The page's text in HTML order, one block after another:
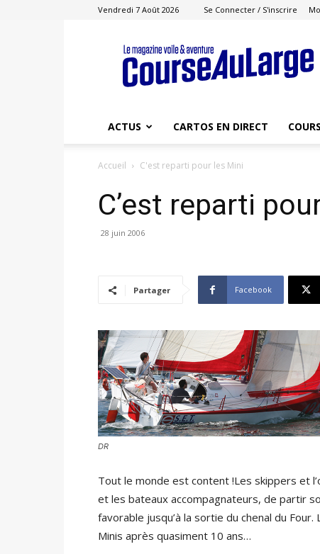
Vendredi 7 Août 2026 Se Connecter / S'inscrire
Course
au
Large
ACTUS CARTOS EN DIRECT
Accueil C'est reparti pour les Mini
C’est reparti
28 juin 2006
Partager Facebook
DR
Tout le monde est content !Les skippers et
et les bateaux accompagnateurs, de partir
favorable jusqu’à la sortie du chenal du
Minis après quasiment 10 ans…